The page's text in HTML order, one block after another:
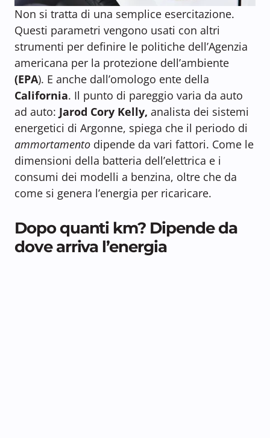
Non si tratta di una semplice esercitazione.
Questi parametri vengono usati con altri
strumenti per definire le politiche dell’Agenzia
americana per la protezione dell’ambiente
(EPA). E anche dall’omologo ente della
California. Il punto di pareggio varia da auto
ad auto: Jarod Cory Kelly, analista dei sistemi
energetici di Argonne, spiega che il periodo di
ammortamento dipende da vari fattori. Come le
dimensioni della batteria dell’elettrica e i
consumi dei modelli a benzina, oltre che da
come si genera l’energia per ricaricare.
Dopo quanti km? Dipende da
dove arriva l’energia